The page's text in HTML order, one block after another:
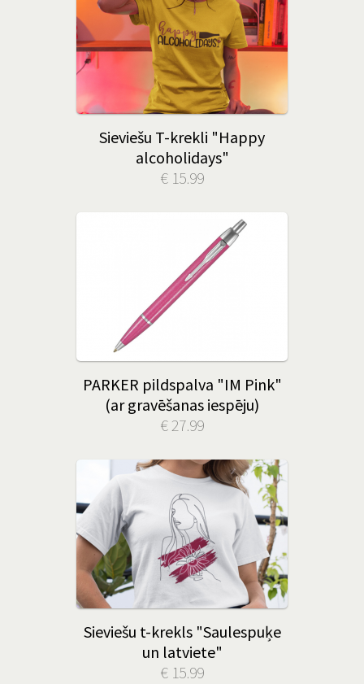
Sieviešu T-krekli "Happy
alcoholidays"
€ 15.99
PARKER pildspalva "IM Pink"
(ar gravēšanas iespēju)
€ 27.99
Sieviešu t-krekls "Saulespuķe
un latviete"
€ 15.99